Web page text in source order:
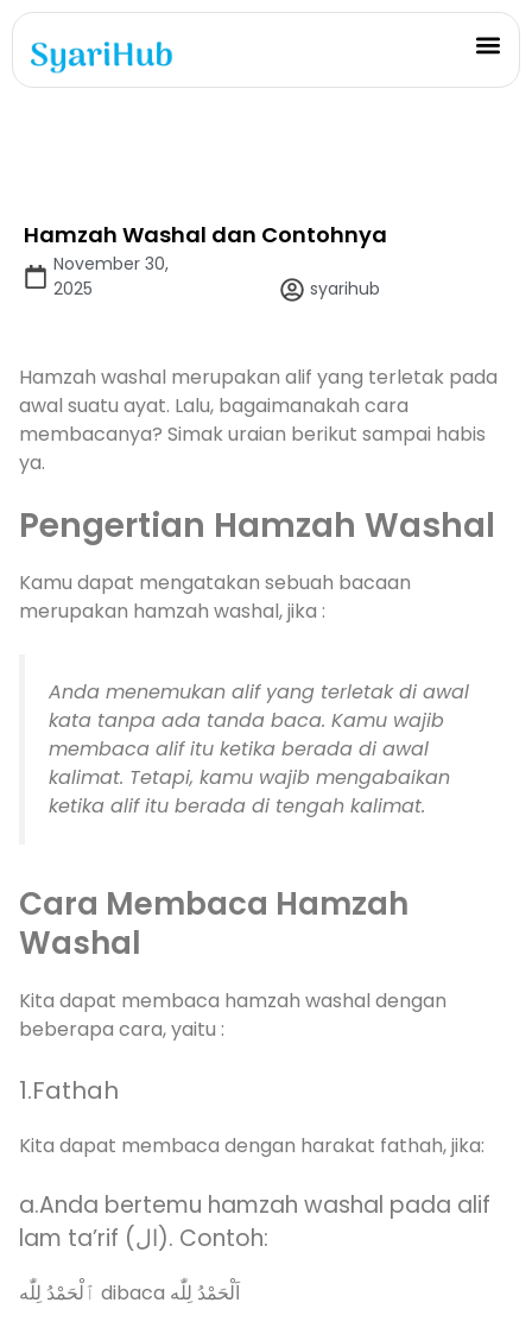
Hamzah Washal dan Contohnya
November 30,
2025
syarihub
Hamzah washal merupakan alif yang terletak pada
awal suatu ayat. Lalu, bagaimanakah cara
membacanya? Simak uraian berikut sampai habis
ya.
Pengertian Hamzah Washal
Kamu dapat mengatakan sebuah bacaan
merupakan hamzah washal, jika :
Anda menemukan alif yang terletak di awal
kata tanpa ada tanda baca. Kamu wajib
membaca alif itu ketika berada di awal
kalimat. Tetapi, kamu wajib mengabaikan
ketika alif itu berada di tengah kalimat.
Cara Membaca Hamzah
Washal
Kita dapat membaca hamzah washal dengan
beberapa cara, yaitu :
1.Fathah
Kita dapat membaca dengan harakat fathah, jika:
a.Anda bertemu hamzah washal pada alif
lam ta’rif (ال). Contoh:
ٱلْحَمْدُ لِلّٰه dibaca اَلْحَمْدُ لِلّٰه